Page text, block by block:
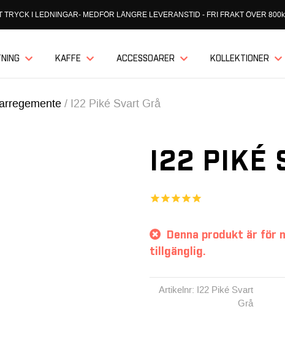
TRYCK I LEDNINGAR- MEDFÖR LÄNGRE LEVERANSTID - FRI FRAKT ÖVER
KAFFE ACCESSOARER KOLLEKTIONER
/ I22 Piké Svart Grå
I22 PIKÉ
Denna produkt är för
tillgänglig.
Artikelnr: I22 Piké Svart
Grå